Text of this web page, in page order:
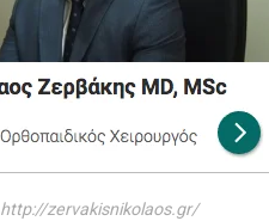
http://zervakisnikolaos.gr/